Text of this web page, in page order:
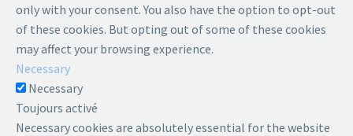
only with your consent. You also have the option to opt-out
of these cookies. But opting out of some of these cookies
may affect your browsing experience.
Necessary
Necessary
Toujours activé
Necessary cookies are absolutely essential for the website